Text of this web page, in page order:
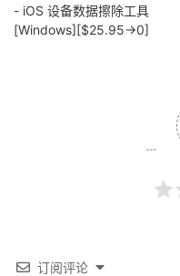
- iOS 设备数据擦除工具
[Windows][$25.95→0]
订阅评论